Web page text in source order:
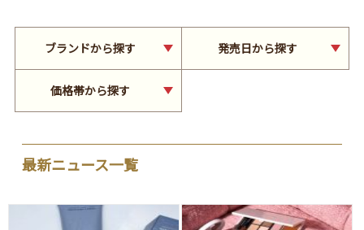
ブランドから探す 発売日から探す
価格帯から探す
最新ニュース一覧